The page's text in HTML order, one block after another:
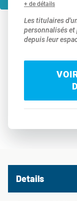
+ de détails
Les titulaires
personnalisés
depuis leur
Details